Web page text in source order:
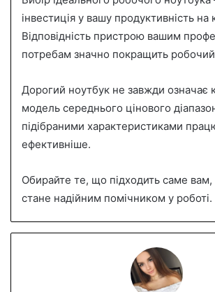
інвестиція у вашу продуктивність на
Відповідність пристрою вашим
потребам значно покращить
Дорогий ноутбук не завжди означає
модель середнього цінового
підібраними характеристиками
ефективніше.
Обирайте те, що підходить саме вам,
стане надійним помічником у роботі.